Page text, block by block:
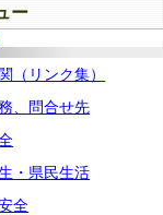
ー
（リンク集）
、問合せ先
・県民生活
全